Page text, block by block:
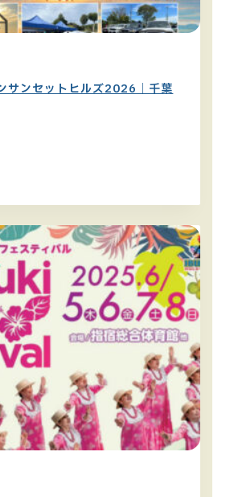
サンセットヒルズ2026｜千葉